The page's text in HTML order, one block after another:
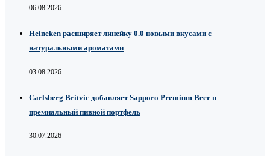
06.08.2026
Heineken расширяет линейку 0.0 новыми вкусами с
натуральными ароматами
03.08.2026
Carlsberg Britvic добавляет Sapporo Premium Beer в
премиальный пивной портфель
30.07.2026